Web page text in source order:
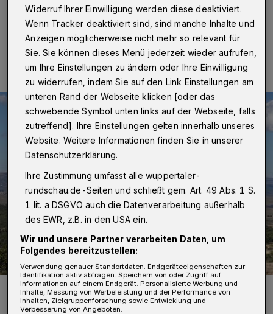
12.03.2024 , 07:00 Uhr Eine Minute Lesezeit
Aufnahme aus dem mexikanischen Bundesstaat Jalisco.
Foto: André Zieschank
Widerruf Ihrer Einwilligung werden diese deaktiviert.
Wenn Tracker deaktiviert sind, sind manche Inhalte und
Anzeigen möglicherweise nicht mehr so relevant für
Sie. Sie können dieses Menü jederzeit wieder aufrufen,
um Ihre Einstellungen zu ändern oder Ihre Einwilligung
zu widerrufen, indem Sie auf den Link Einstellungen am
unteren Rand der Webseite klicken [oder das
schwebende Symbol unten links auf der Webseite, falls
zutreffend]. Ihre Einstellungen gelten innerhalb unseres
Website. Weitere Informationen finden Sie in unserer
Datenschutzerklärung.
Ihre Zustimmung umfasst alle wuppertaler-
rundschau.de-Seiten und schließt gem. Art. 49 Abs. 1 S.
1 lit. a DSGVO auch die Datenverarbeitung außerhalb
des EWR, z.B. in den USA ein.
Wir und unsere Partner verarbeiten Daten, um
Folgendes bereitzustellen:
Verwendung genauer Standortdaten. Endgeräteeigenschaften zur
Identifikation aktiv abfragen. Speichern von oder Zugriff auf
Informationen auf einem Endgerät. Personalisierte Werbung und
Inhalte, Messung von Werbeleistung und der Performance von
Inhalten, Zielgruppenforschung sowie Entwicklung und
Verbesserung von Angeboten.